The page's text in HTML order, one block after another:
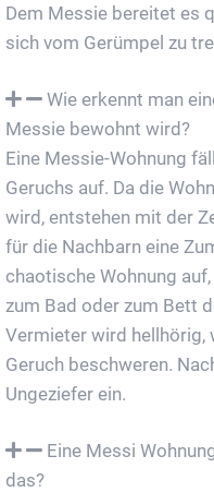
Dem Messie bereitet es
sich vom Gerümpel zu
Wie erkennt man
Messie bewohnt wird?
Eine Messie-Wohnung
Geruchs auf. Da die
wird, entstehen mit der
für die Nachbarn eine
chaotische Wohnung
zum Bad oder zum Bett
Vermieter wird hellhörig,
Geruch beschweren.
Ungeziefer ein.
Eine Messi
das?